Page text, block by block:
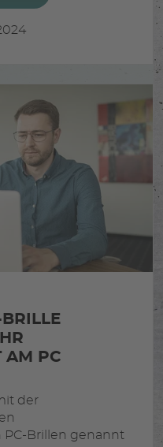
AM PC
der
PC-Brillen genannt